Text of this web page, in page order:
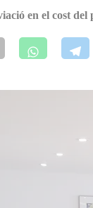
en el cost